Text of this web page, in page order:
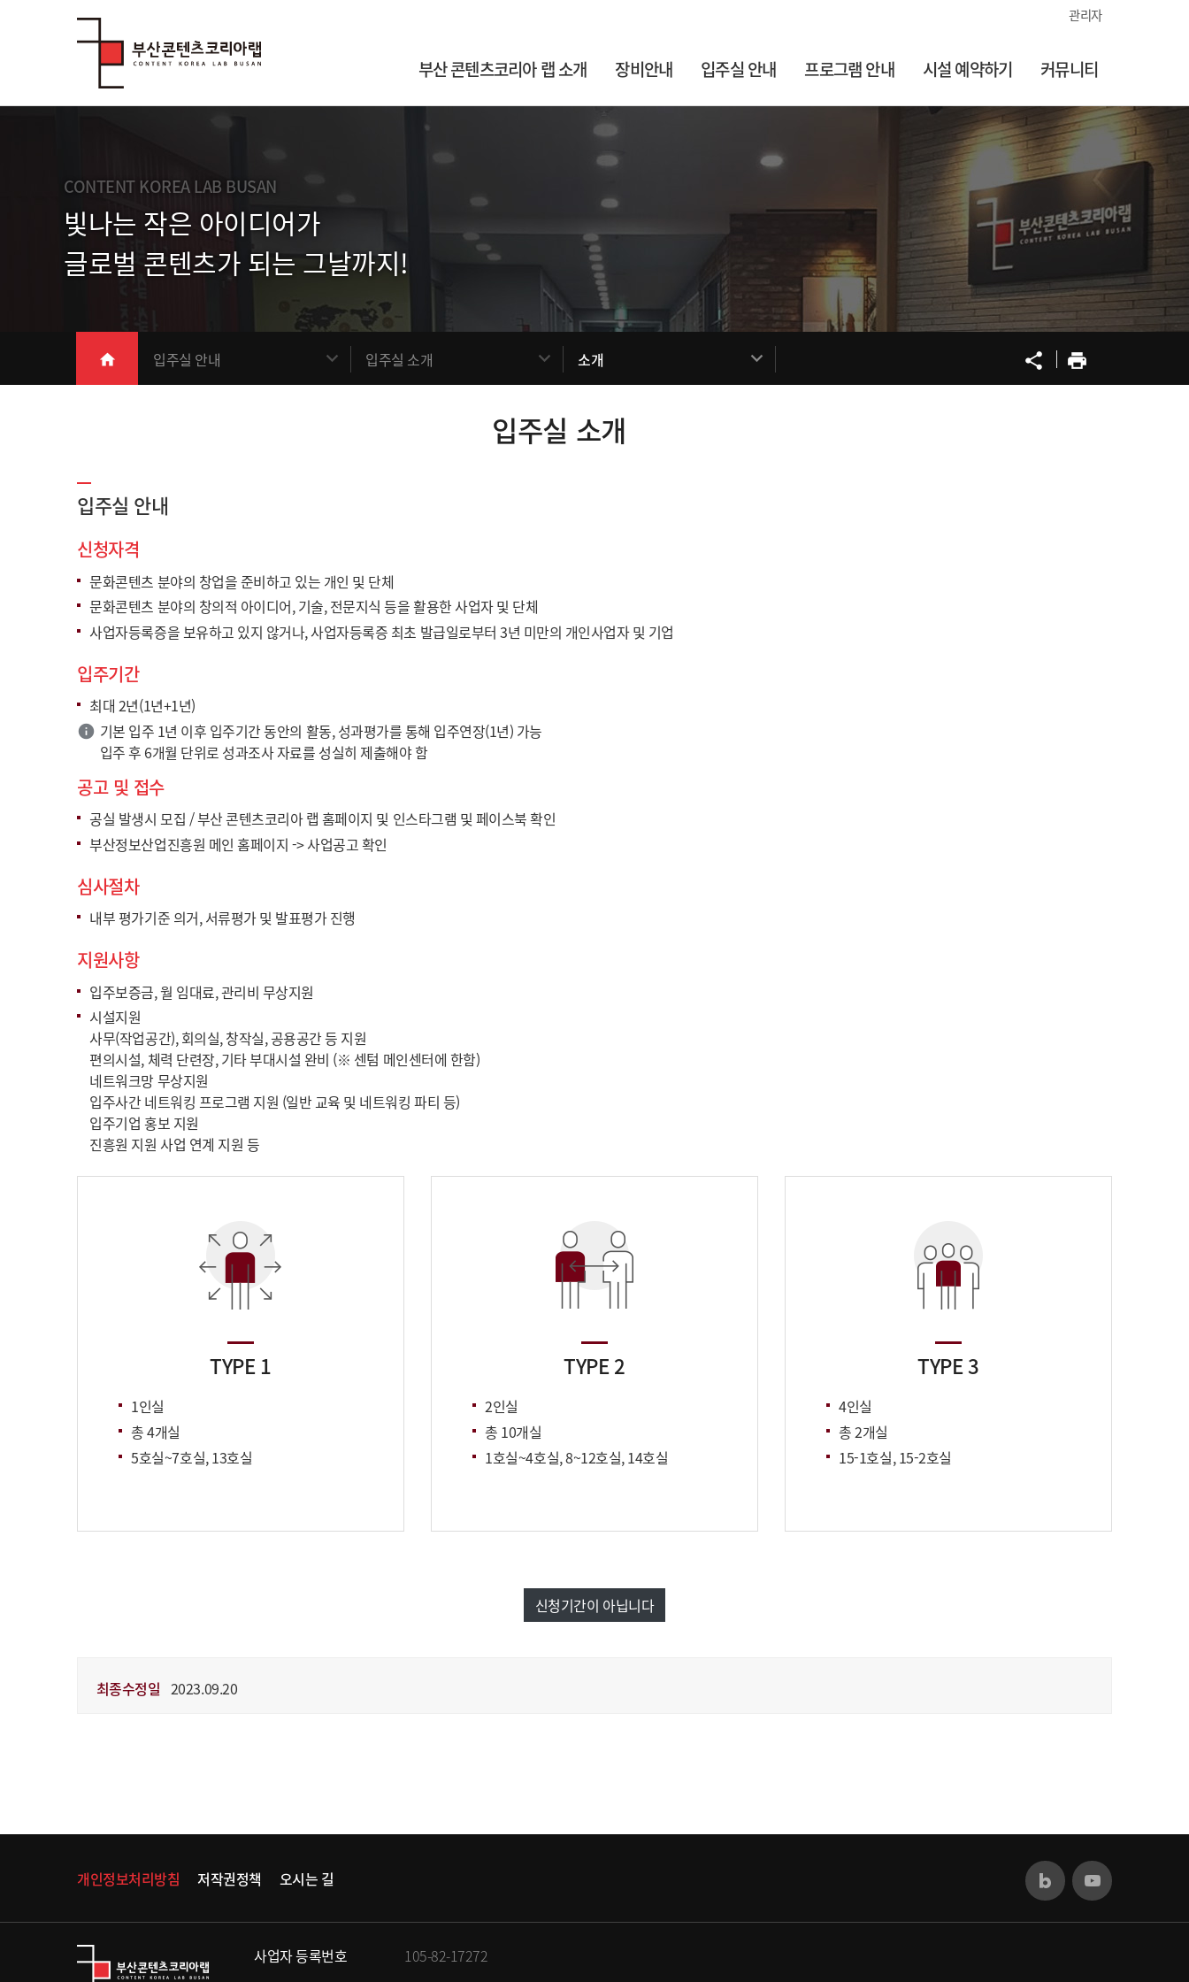
Skip Menu 관리자
부산 콘텐츠코리아 랩 소개 장비안내 입주실 안내 프로그램 안내 시설 예약하기 커뮤니티
CONTENT KOREA LAB BUSAN
빛나는 작은 아이디어가
글로벌 콘텐츠가 되는 그날까지!
home 입주실 안내 입주실 소개 소개 share 공유print
입주실 소개
입주실 안내
신청자격
문화콘텐츠 분야의 창업을 준비하고 있는 개인 및 단체
문화콘텐츠 분야의 창의적 아이디어, 기술, 전문지식 등을 활용한 사업자 및 단체
사업자등록증을 보유하고 있지 않거나, 사업자등록증 최초 발급일로부터 3년 미만의 개인사업자 및 기업
입주기간
최대 2년(1년+1년)
기본 입주 1년 이후 입주기간 동안의 활동, 성과평가를 통해 입주연장(1년) 가능
입주 후 6개월 단위로 성과조사 자료를 성실히 제출해야 함
공고 및 접수
공실 발생시 모집 / 부산 콘텐츠코리아 랩 홈페이지 및 인스타그램 및 페이스북 확인
부산정보산업진흥원 메인 홈페이지 -> 사업공고 확인
심사절차
내부 평가기준 의거, 서류평가 및 발표평가 진행
지원사항
입주보증금, 월 임대료, 관리비 무상지원
시설지원
사무(작업공간), 회의실, 창작실, 공용공간 등 지원
편의시설, 체력 단련장, 기타 부대시설 완비 (※ 센텀 메인센터에 한함)
네트워크망 무상지원
입주사간 네트워킹 프로그램 지원 (일반 교육 및 네트워킹 파티 등)
입주기업 홍보 지원
진흥원 지원 사업 연계 지원 등
TYPE 1
1인실
총 4개실
5호실~7호실, 13호실
TYPE 2
2인실
총 10개실
1호실~4호실, 8~12호실, 14호실
TYPE 3
4인실
총 2개실
15-1호실, 15-2호실
신청기간이 아닙니다
최종수정일 2023.09.20
개인정보처리방침 저작권정책 오시는 길
사업자 등록번호
105-82-17272